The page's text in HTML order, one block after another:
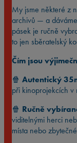
My jsme některé z
archivů — a
pásek je ručně
to jen sběratelský
Čím jsou
🍿 Autentický
při kinoprojekcích v
🍿 Ručně
viditelnými herci
místa nebo